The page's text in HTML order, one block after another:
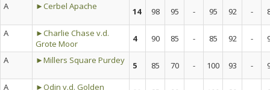
A
►Cerbel Apache 14 98 95 - 95 92 -
A
►Charlie Chase v.d.
Grote Moor
4 90 85 - 85 92 -
A
►Millers Square Purdey 5 85 70 - 100 93 -
A
►Odin v.d. Golden